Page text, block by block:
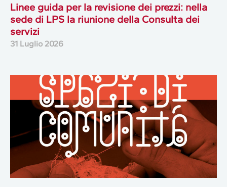
Linee guida per la revisione dei prezzi: nella
sede di LPS la riunione della Consulta dei
servizi
31 Luglio 2026